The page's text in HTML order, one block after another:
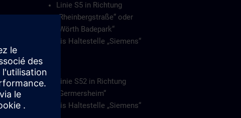
Linie S5 in Richtung
„Rheinbergstraße“ oder
„Wörth Badepark“
bis Haltestelle „Siemens“
Oder
Linie S52 in Richtung
„Germersheim“
bis Haltestelle „Siemens“